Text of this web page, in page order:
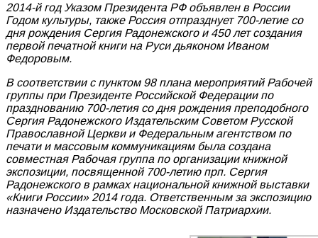
2014-й год Указом Президента РФ объявлен в России
Годом культуры, также Россия отпразднует 700-летие со
дня рождения Сергия Радонежского и 450 лет создания
первой печатной книги на Руси дьяконом Иваном
Федоровым.
В соответствии с пунктом 98 плана мероприятий Рабочей
группы при Президенте Российской Федерации по
празднованию 700-летия со дня рождения преподобного
Сергия Радонежского Издательским Советом Русской
Православной Церкви и Федеральным агентством по
печати и массовым коммуникациям была создана
совместная Рабочая группа по организации книжной
экспозиции, посвященной 700-летию прп. Сергия
Радонежского в рамках национальной книжной выставки
«Книги России» 2014 года. Ответственным за экспозицию
назначено Издательство Московской Патриархии.